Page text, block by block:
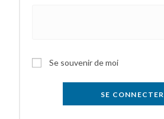
A
Se souvenir de moi
SE CONNECTER